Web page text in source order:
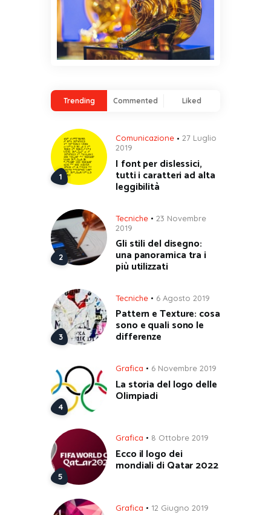
Trending Commented Liked
Comunicazione
27 Luglio
2019
I font per dislessici,
tutti i caratteri ad alta
leggibilità
Tecniche
23 Novembre
2019
Gli stili del disegno:
una panoramica tra i
più utilizzati
Tecniche 6 Agosto 2019
Pattern e Texture: cosa
sono e quali sono le
differenze
Grafica 6 Novembre 2019
La storia del logo delle
Olimpiadi
Grafica 8 Ottobre 2019
Ecco il logo dei
mondiali di Qatar 2022
Grafica 12 Giugno 2019